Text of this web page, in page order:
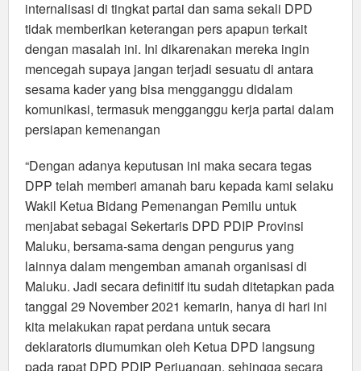
internalisasi di tingkat partai dan sama sekali DPD
tidak memberikan keterangan pers apapun terkait
dengan masalah ini. Ini dikarenakan mereka ingin
mencegah supaya jangan terjadi sesuatu di antara
sesama kader yang bisa mengganggu didalam
komunikasi, termasuk mengganggu kerja partai dalam
persiapan kemenangan
“Dengan adanya keputusan ini maka secara tegas
DPP telah memberi amanah baru kepada kami selaku
Wakil Ketua Bidang Pemenangan Pemilu untuk
menjabat sebagai Sekertaris DPD PDIP Provinsi
Maluku, bersama-sama dengan pengurus yang
lainnya dalam mengemban amanah organisasi di
Maluku. Jadi secara definitif itu sudah ditetapkan pada
tanggal 29 November 2021 kemarin, hanya di hari ini
kita melakukan rapat perdana untuk secara
deklaratoris diumumkan oleh Ketua DPD langsung
pada rapat DPD PDIP Perjuangan, sehingga secara